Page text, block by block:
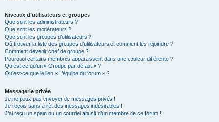
Niveaux d’utilisateurs et groupes
Que sont les administrateurs ?
Que sont les modérateurs ?
Que sont les groupes d’utilisateurs ?
Où trouver la liste des groupes d’utilisateurs et comment les rejoindre ?
Comment devenir chef de groupe ?
Pourquoi certains membres apparaissent dans une couleur différente ?
Qu’est-ce qu’un « Groupe par défaut » ?
Qu’est-ce que le lien « L’équipe du forum » ?
Messagerie privée
Je ne peux pas envoyer de messages privés !
Je reçois sans arrêt des messages indésirables !
J’ai reçu un spam ou un courriel abusif d’un membre de ce forum !